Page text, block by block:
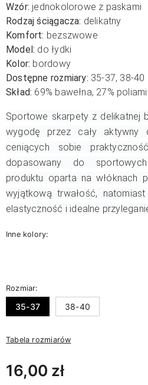
Wzór: jednokolorowe z paskami
Rodzaj ściągacza: delikatny
Komfort: bezszwowe
Model: do łydki
Kolor: bordowy
Dostępne rozmiary: 35-37, 38-40
Skład: 69% bawełna, 27%
Sportowe skarpety z delikatnej
wygodę przez cały aktywny
ceniących sobie
dopasowany do
produktu oparta na włóknach
wyjątkową trwałość,
elastyczność i idealne
Inne kolory:
Rozmiar:
35-37 38-40
Tabela rozmiarów
16,00 zł